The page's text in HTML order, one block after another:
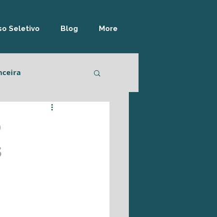
Seletivo Blog More
Logística